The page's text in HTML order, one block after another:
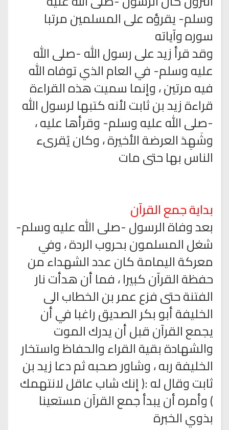
وسلم- يقرؤه على المسلمين مرتبا
سوره وآياته
وقد قرأ زيد على رسول الله -صلى الله
عليه وسلم- في العام الذي توفاه الله
فيه مرتين ، وإنما سميت هذه القراءة
قراءة زيد بن ثابت لأنه كتبها لرسول الله
-صلى الله عليه وسلم- وقرأها عليه ،
وشَهِدَ العرضة الأخيرة ، وكان يُقرىء
الناس بها حتى مات
بداية جمع القرآن
بعد وفاة الرسول -صلى الله عليه وسلم-
شغل المسلمون بحروب الردة ، وفي
معركة اليمامة كان عدد الشهداء من
حفظة القرآن كبيرا ، فما أن هدأت نار
الفتنة حتى فزع عمر بن الخطاب الى
الخليفة أبو بكر الصديق راغبا في أن
يجمع القرآن قبل أن يدرك الموت
والشهادة بقية القراء والحفاظ واستخار
الخليفة ربه ، وشاور صحبه ثم دعا زيد بن
ثابت وقال له :( إنك شاب عاقل لانتهمك
) وأمره أن يبدأ جمع القرآن مستعينا
بذوي الخبرة